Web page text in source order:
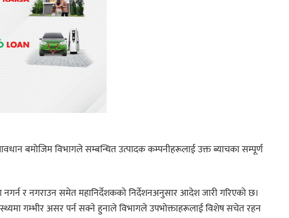
बमोजिम विभागले सम्बन्धित उत्पादक कम्पनीहरूलाई उक्त ब्याचका सम्पूर्ण
र नगराउन समेत महानिर्देशकको निर्देशनअनुसार आदेश जारी गरिएको छ।
गम्भीर असर पर्न सक्ने हुनाले विभागले उपभोक्ताहरूलाई विशेष सचेत रहन